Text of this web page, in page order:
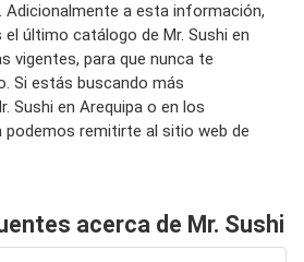
Adicionalmente a esta información,
último catálogo de Mr. Sushi en
vigentes, para que nunca te
Si estás buscando más
Sushi en Arequipa o en los
podemos remitirte al sitio web de
acerca de Mr. Sushi